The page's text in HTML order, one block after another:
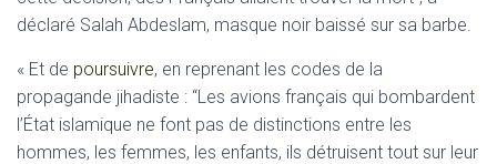
déclaré Salah Abdeslam, masque noir baissé sur sa barbe.
« Et de poursuivre, en reprenant les codes de la
propagande jihadiste : “Les avions français qui bombardent
l’État islamique ne font pas de distinctions entre les
hommes, les femmes, les enfants, ils détruisent tout sur leur